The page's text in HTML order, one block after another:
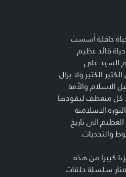
حافلة أسست
قائد عظيم
السيد علي
الكثير ولا يزال
الاسلام والأمة
كل منعطف ليقودها
الاسلامية
الى تاريخ
والتحديات.
كبيرا من هذه
سلسلة حلقات